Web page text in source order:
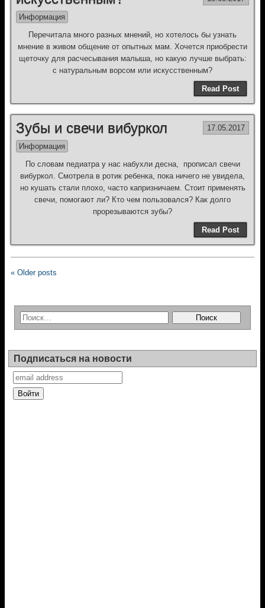
Информация
Перечитала много разных мнений, но хотелось бы узнать
мнение в живом общение от опытных мам. Хочется приобрести
щеточку для расчесывания малыша, но какую лучше выбрать:
с натуральным ворсом или искусственным?
Read Post
Зубы и свечи вибуркол 17.05.2017
Информация
По словам педиатра у нас набухли десна, прописал свечи
вибуркол. Смотрела в ротик ребенка, пока ничего не увидела,
но кушать стали плохо, часто капризничаем. Стоит применять
свечи, помогают ли? Кто чем пользовался? Как долго
прорезываются зубы?
Read Post
« Older posts
Подписаться на новости